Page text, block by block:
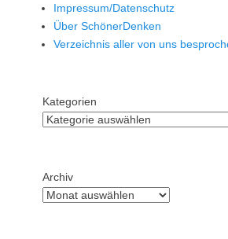
Impressum/Datenschutz
Über SchönerDenken
Verzeichnis aller von uns
Kategorien
Archiv